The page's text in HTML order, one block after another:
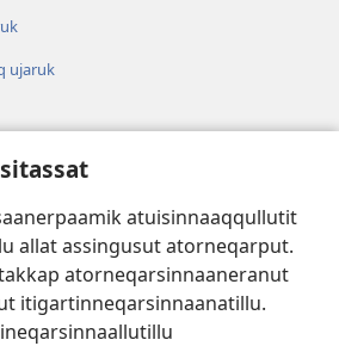
atuisinnaaqqullutit
allat assingusut atorneqarput.
atorneqarsinnaaneranut
itigartinneqarsinnaanatillu.
ujaruk
Watchtower™